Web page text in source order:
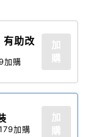
有助改
加購
加
購
加購
加
購